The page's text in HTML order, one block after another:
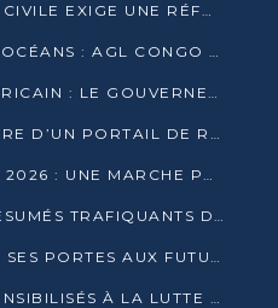
FMI–CONGO : LA SOCIÉTÉ CIVILE EXIGE UNE RÉFORME DE LA FISCALITÉ PÉTROLIÈRE
JOURNÉE MONDIALE DES OCÉANS : AGL CONGO MOBILISE SES COLLABORATEURS POUR LA PRÉSERVATION DE LA BIODIVERSITÉ MARINE
JOURNÉE DE L’ENFANT AFRICAIN : LE GOUVERNEMENT MOBILISÉ POUR L’HYGIÈNE DANS LES ORPHELINATS
LCDE DÉMENT L’OUVERTURE D’UN PORTAIL DE RECRUTEMENT ET APPELLE À LA VIGILANCE
TRAVERSÉE DU MAYOMBE 2026 : UNE MARCHE POUR SENSIBILISER ET DÉPISTER AU DIABÈTE
BRACONNAGE : DEUX PRÉSUMÉS TRAFIQUANTS D’HIPPOPOTAME ÉCROUÉS À BRAZZAVILLE
CONGO TERMINAL OUVRE SES PORTES AUX FUTURS INGÉNIEURS DE L’UCAC-ICAM
PLUS DE 700 SALARIÉS SENSIBILISÉS À LA LUTTE CONTRE LA TUBERCULOSE À CONGO TERMINAL